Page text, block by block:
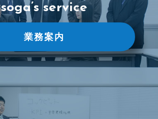
soga’s service
業務案内